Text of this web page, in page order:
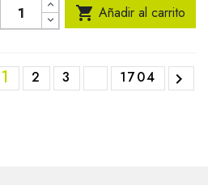
 Añadir al carrito
1 2 3 1704 